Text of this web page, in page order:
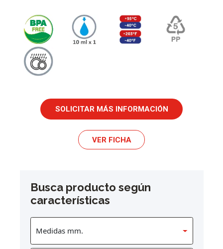
SOLICITAR MÁS INFORMACIÓN
VER FICHA
Busca producto según
características